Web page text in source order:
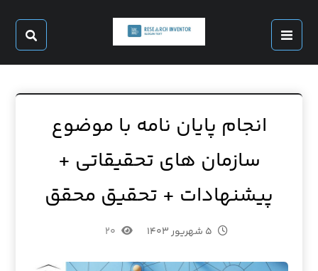
انجام پایان نامه با موضوع
سازمان های تحقیقاتی +
پیشنهادات + تحقیق محقق
۵ شهریور ۱۴۰۳ ۲۰